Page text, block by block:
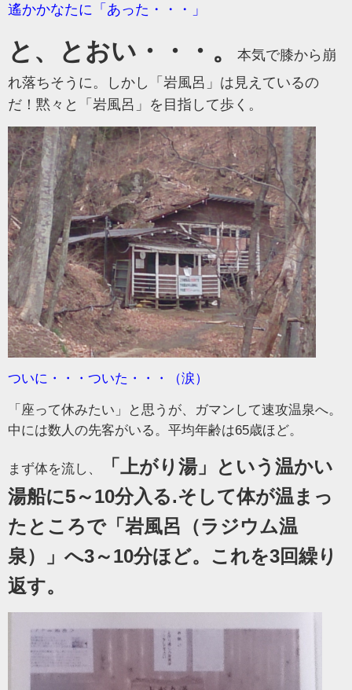
遙かかなたに「あった・・・」
と、とおい・・・。
本気で膝から崩
れ落ちそうに。しかし「岩風呂」は見えているの
だ！黙々と「岩風呂」を目指して歩く。
ついに・・・ついた・・・（涙）
「座って休みたい」と思うが、ガマンして速攻温泉へ。
中には数人の先客がいる。平均年齢は65歳ほど。
まず体を流し、
「上がり湯」という温かい
湯船に5～10分入る.そして体が温まっ
たところで「岩風呂（ラジウム温
泉）」へ3～10分ほど。これを3回繰り
返す。